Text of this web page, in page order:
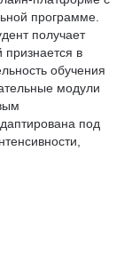
программе.
получает
признается в
обучения
модули
под